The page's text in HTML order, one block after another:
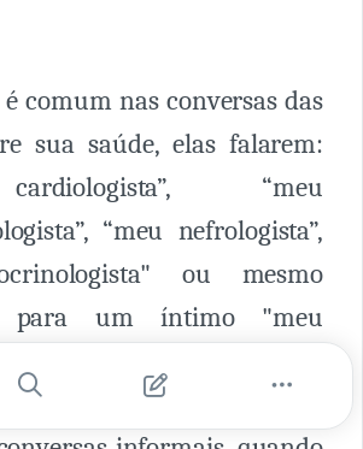
comum nas conversas das
sua saúde, elas falarem:
“meu
“meu nefrologista”,
ou mesmo
para um íntimo "meu
Nas minhas consultas ou